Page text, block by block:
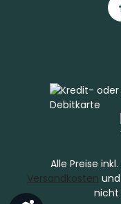
Alle Preise
Versandkosten
nicht